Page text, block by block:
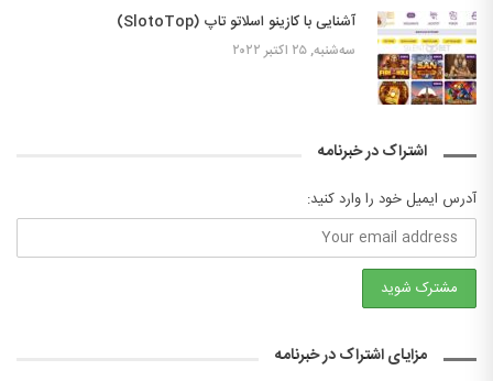
آشنایی با کازینو اسلاتو تاپ (SlotoTop)
سه‌شنبه, ۲۵ اکتبر ۲۰۲۲
اشتراک در خبرنامه
آدرس ایمیل خود را وارد کنید:
مزایای اشتراک در خبرنامه